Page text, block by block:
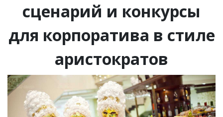
сценарий и конкурсы
для корпоратива в стиле
аристократов